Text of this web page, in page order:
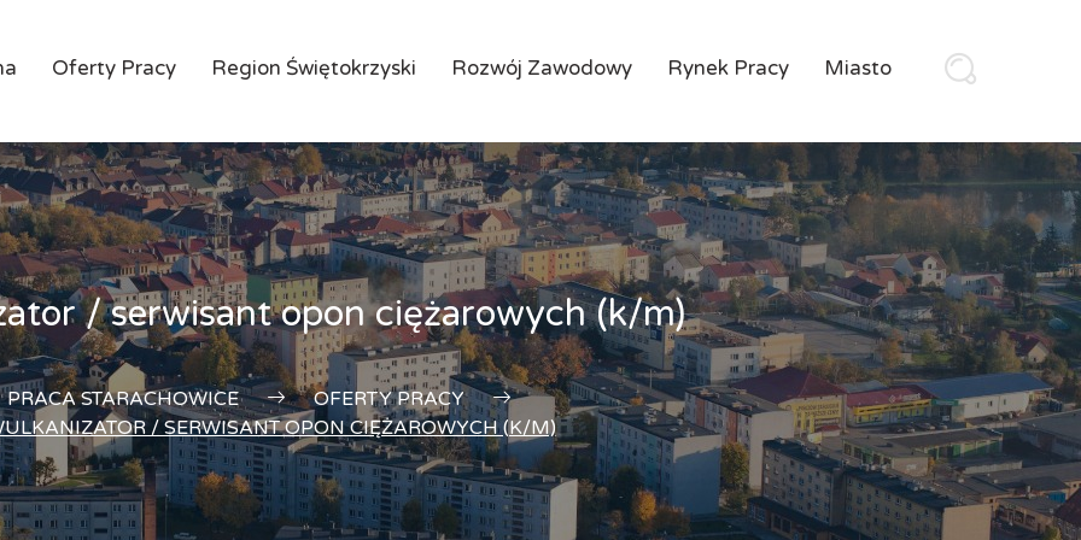
Oferty Pracy Region Świętokrzyski Rozwój Zawodowy Rynek Pracy Miasto
/ serwisant opon ciężarowych (k/m)
PRACA STARACHOWICE
OFERTY PRACY
/ SERWISANT OPON CIĘŻAROWYCH (K/M)